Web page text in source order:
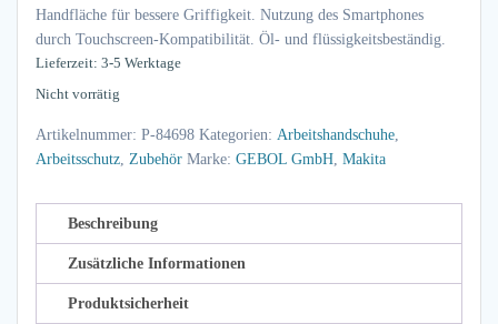
Handfläche für bessere Griffigkeit. Nutzung des Smartphones
durch Touchscreen-Kompatibilität. Öl- und flüssigkeitsbeständig.
Lieferzeit: 3-5 Werktage
Nicht vorrätig
Artikelnummer: P-84698 Kategorien: Arbeitshandschuhe,
Arbeitsschutz, Zubehör Marke: GEBOL GmbH, Makita
Beschreibung
Zusätzliche Informationen
Produktsicherheit